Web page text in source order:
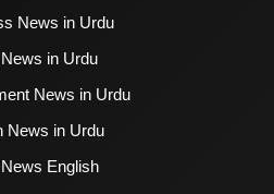
News in Urdu
in Urdu
News in Urdu
News in Urdu
English